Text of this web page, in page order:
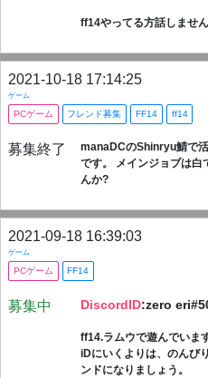
ff14やってる方話しませ
2021-10-18 17:14:25
ゲーム
PCゲーム フレンド募集 FF14 ff14
募集終了
manaDCのShinryu鯖で
です。 メインジョブは白です。 同じDCの方一緒に遊びませ
んか?
2021-09-18 16:39:03
ゲーム
PCゲーム FF14
募集中 DiscordID:zero
ff14.ラムウで遊んでいま
iDにいくよりは、のんび
ンドになりましょう。